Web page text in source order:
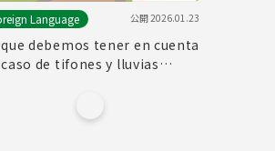
Language
公開2026.01.23
debemos tener en cuenta
de tifones y lluvias